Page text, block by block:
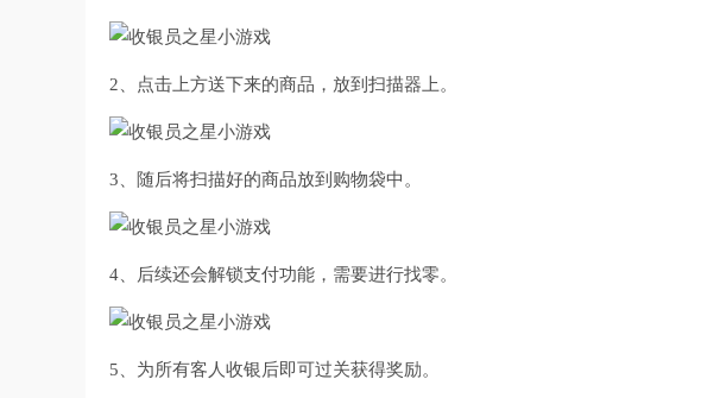
2、点击上方送下来的商品，放到扫描器上。
3、随后将扫描好的商品放到购物袋中。
4、后续还会解锁支付功能，需要进行找零。
5、为所有客人收银后即可过关获得奖励。